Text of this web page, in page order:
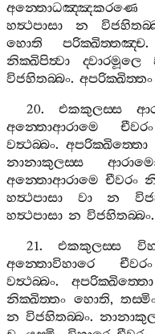
අන‍්තොධඤ‍්ඤකරණෙ
හත්‍ථපාසා
න
හොති
පරික‍්ඛිත‍්තඤ‍්ච
නික‍්ඛිපිත්‍වා
ද‍්වාරමූලෙ
විජහිතබ‍්බං. අපරික‍්ඛිත‍්තං
20. එකකුලස‍්ස
අන‍්තොආරාමෙ
චීවරං
වත්‍ථබ‍්බං.අපරික‍්ඛිත‍්තො
නානාකුලස‍්ස
අන‍්තොආරාමෙ චීවරං
හත්‍ථපාසා
වා න
හත්‍ථපාසා න විජහිතබ‍්බං.
21.එකකුලස‍්ස
අන‍්තොවිහාරෙ
චීවරං
වත්‍ථබ‍්බං. අපරික‍්ඛිත‍්තො
නික‍්ඛිත‍්තං හොති,
න විජහිතබ‍්බං.